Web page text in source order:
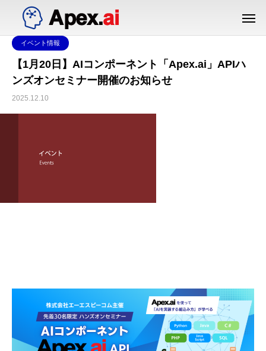
イベント情報
【1月20日】AIコンポーネント「Apex.ai」APIハ
ンズオンセミナー開催のお知らせ
2025.12.10